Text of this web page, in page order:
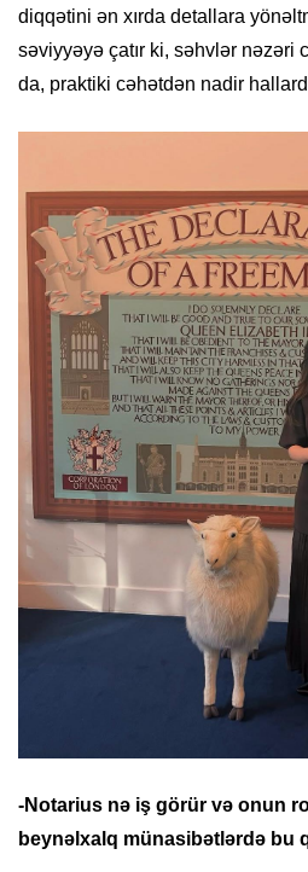
diqqətini ən xırda detallara
səviyyəyə çatır ki, səhvlər nəzəri
da, praktiki cəhətdən nadir
-Notarius nə iş görür və onun
beynəlxalq münasibətlərdə bu